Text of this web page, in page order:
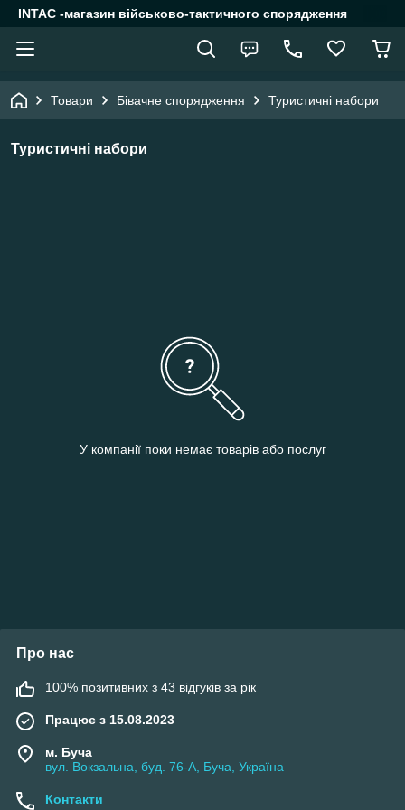
INTAC -магазин військово-тактичного спорядження
Товари Бівачне спорядження Туристичні набори
Туристичні набори
У компанії поки немає товарів або послуг
Про нас
100% позитивних з 43 відгуків за рік
Працює з 15.08.2023
м. Буча
вул. Вокзальна, буд. 76-А, Буча, Україна
Контакти